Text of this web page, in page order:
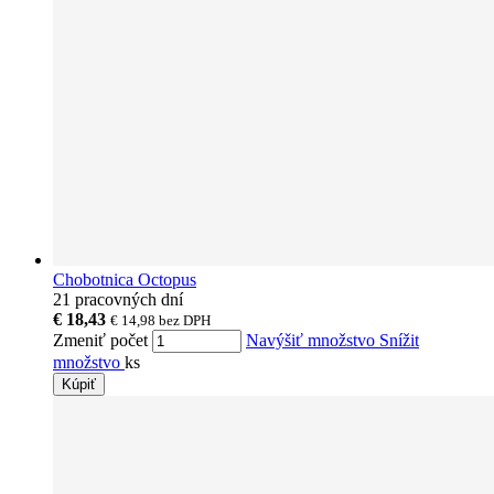
Chobotnica Octopus
21 pracovných dní
€ 18,43 € 14,98 bez DPH
Zmeniť počet Navýšiť množstvo Snížit
množstvo ks
Kúpiť